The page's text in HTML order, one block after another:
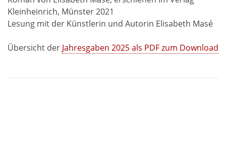
Kleinheinrich, Münster 2021
Lesung mit der Künstlerin und Autorin Elisabeth Masé
Übersicht der Jahresgaben 2025 als PDF zum Download